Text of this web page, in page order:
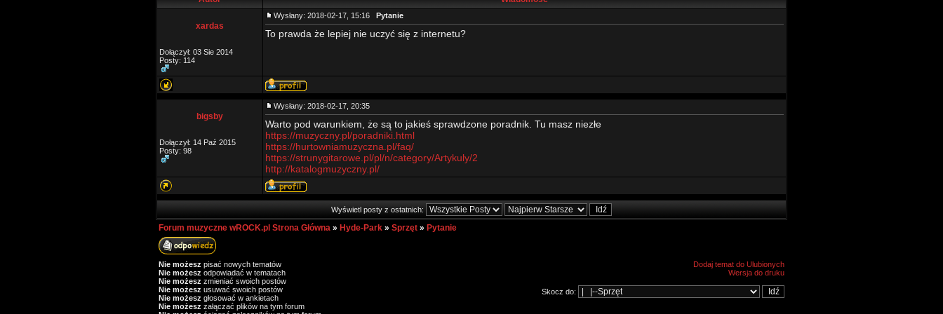
xardas
Dołączył: 03 Sie 2014
Posty: 114
Wysłany: 2018-02-17, 15:16 Pytanie
To prawda że lepiej nie uczyć się z internetu?
bigsby
Dołączył: 14 Paź 2015
Posty: 98
Wysłany: 2018-02-17, 20:35
Warto pod warunkiem, że są to jakieś sprawdzone poradnik. Tu masz niezłe
https://muzyczny.pl/poradniki.html
https://hurtowniamuzyczna.pl/faq/
https://strunygitarowe.pl/pl/n/category/Artykuly/2
http://katalogmuzyczny.pl/
Wyświetl posty z ostatnich:
Forum muzyczne wROCK.pl Strona Główna » Hyde-Park » Sprzęt » Pytanie
Nie możesz pisać nowych tematów
Nie możesz odpowiadać w tematach
Nie możesz zmieniać swoich postów
Nie możesz usuwać swoich postów
Nie możesz głosować w ankietach
Nie możesz załączać plików na tym forum
Dodaj temat do Ulubionych
Wersja do druku
Skocz do: